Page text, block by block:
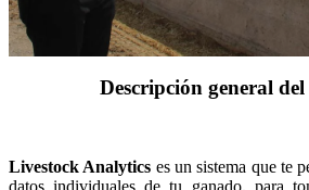
Eficiencia operativa
Insights
ContactoDescripción general
Livestock Analytics es un sistema que te